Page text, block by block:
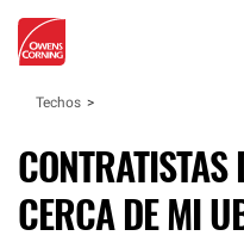
Techos
CONTRATISTAS
CERCA DE MI